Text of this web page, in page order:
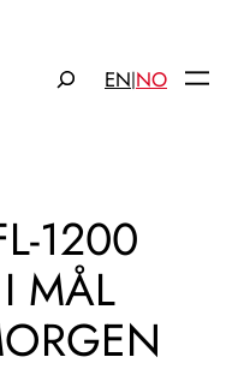
EN|NO
1200
MÅL